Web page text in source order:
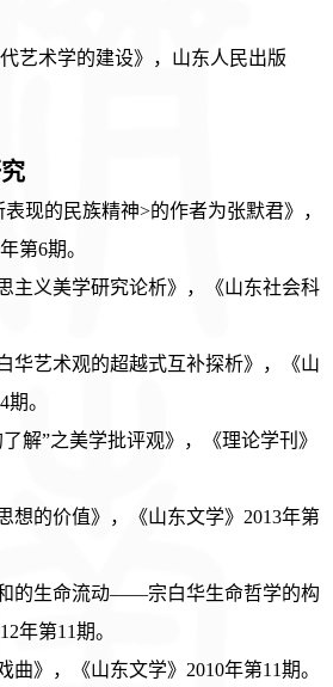
艺术学的建设》，山东人民出版
现的民族精神>的作者为张默君》，
第6期。
主义美学研究论析》，《山东社会科
华艺术观的超越式互补探析》，《山
期。
解”之美学批评观》，《理论学刊》
想的价值》，《山东文学》2013年第
的生命流动——宗白华生命哲学的构
年第11期。
曲》，《山东文学》2010年第11期。